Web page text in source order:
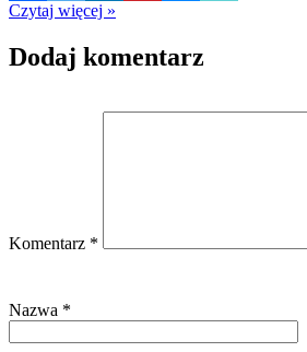
Czytaj więcej »
Dodaj komentarz
Komentarz *
Nazwa *